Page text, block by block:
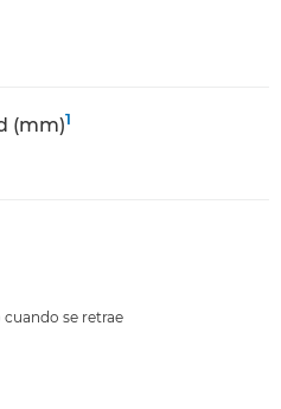
(mm)1
se retrae